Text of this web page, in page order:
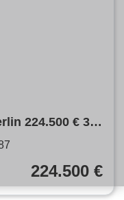
224.500 € 39
224.500 €